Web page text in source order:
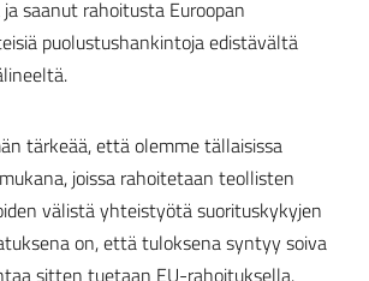
saanut rahoitusta Euroopan
puolustushankintoja edistävältä
tärkeää, että olemme tällaisissa
joissa rahoitetaan teollisten
välistä yhteistyötä suorituskykyjen
on, että tuloksena syntyy soiva